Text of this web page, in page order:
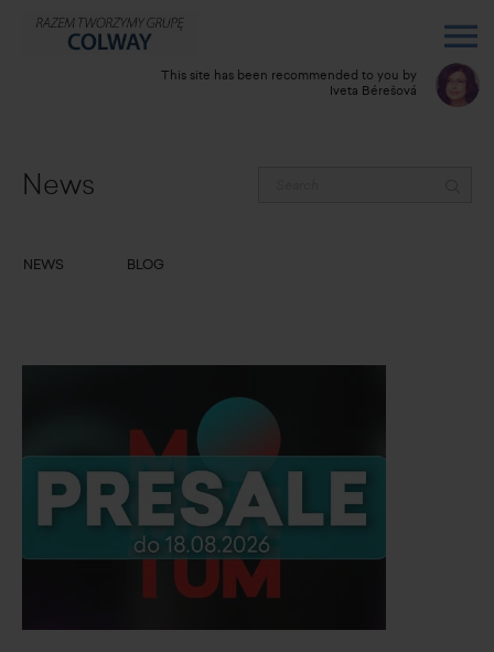
This site has been recommended to you by
Iveta Bérešová
News
NEWS BLOG